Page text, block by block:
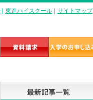
東進ハイスクール サイトマップ